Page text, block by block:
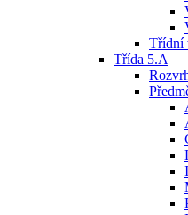
Třídní
Třída 5.A